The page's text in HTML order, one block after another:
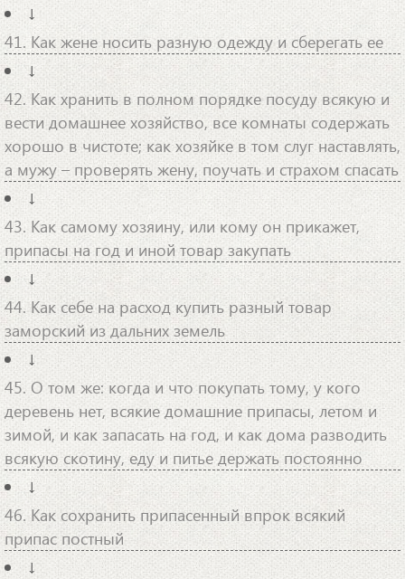
↓
41. Как жене носить разную одежду и сберегать ее
↓
42. Как хранить в полном порядке посуду всякую и
вести домашнее хозяйство, все комнаты содержать
хорошо в чистоте; как хозяйке в том слуг наставлять,
а мужу – проверять жену, поучать и страхом спасать
↓
43. Как самому хозяину, или кому он прикажет,
припасы на год и иной товар закупать
↓
44. Как себе на расход купить разный товар
заморский из дальних земель
↓
45. О том же: когда и что покупать тому, у кого
деревень нет, всякие домашние припасы, летом и
зимой, и как запасать на год, и как дома разводить
всякую скотину, еду и питье держать постоянно
↓
46. Как сохранить припасенный впрок всякий
припас постный
↓